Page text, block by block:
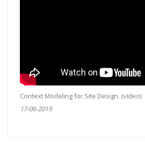
Context Modeling for Site Design. (vídeo)
17-06-2019